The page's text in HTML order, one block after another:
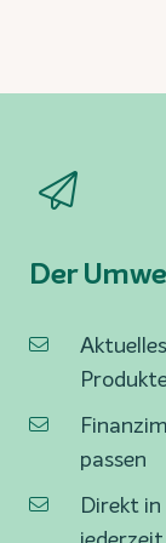
Der
passen
Direkt